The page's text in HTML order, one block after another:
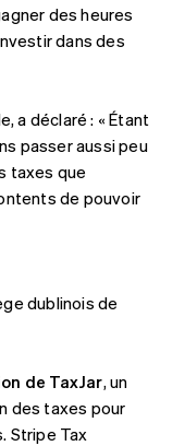
des heures
dans des
a déclaré : « Étant
passer aussi peu
taxes que
de pouvoir
dublinois de
de TaxJar, un
des taxes pour
Stripe Tax